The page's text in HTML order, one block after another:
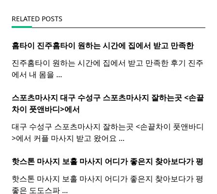
RELATED POSTS
홈타이 진주홈타이 원하는 시간에 집에서 받고 만족한
진주홈타이 원하는 시간에 집에서 받고 만족한 후기 진주
에서 내 몸을 ...
스포츠마사지 대구 수성구 스포츠마사지 잘하는곳 <손끝
차이 풋앤바디>에서
대구 수성구 스포츠마사지 잘하는곳 <손끝차이 풋앤바디
>에서 커플 마사지 받고 왔어요 ...
핫스톤 마사지 보홀 마사지 어디가 좋은지 찾아보다가 평
핫스톤 마사지 보홀 마사지 어디가 좋은지 찾아보다가 평
좋은 도도스파 ...